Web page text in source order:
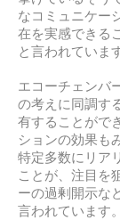
なコミュニケー
在を実感できる
と言われています
エコーチェンバ
の考えに同調す
有することがで
ションの効果も
特定多数にリア
ことが、注目を
ーの過剰開示な
言われています。